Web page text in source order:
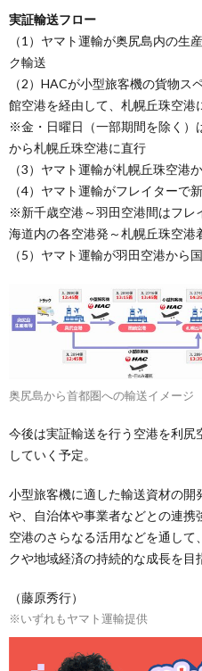
実証輸送フロー
（1）ヤマト運輸が奥尻島内の生
ク輸送
（2）HACが小型旅客機の貨物ス
館空港を経由して、札幌丘珠空港
※金・日曜日（一部期間を除く）
から札幌丘珠空港に直行
（3）ヤマト運輸が札幌丘珠空港
（4）ヤマト運輸がフレイターで
※新千歳空港～羽田空港間はフレ
海道内の各空港発～札幌丘珠空
（5）ヤマト運輸が羽田空港から
奥尻島から首都圏への輸送イメージ
今後は実証輸送を行う空港を利
していく予定。
小型旅客機に適した輸送資材の
や、自治体や事業者などとの連
空港のさらなる活用などを通し
クや地域経済の持続的な成長を目
（藤原秀行）
※いずれもヤマト運輸提供